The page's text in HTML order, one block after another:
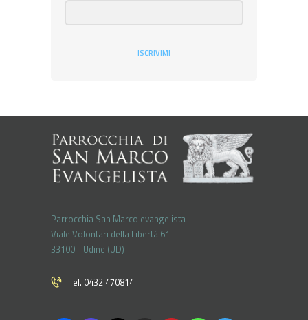
ISCRIVIMI
Parrocchia San Marco evangelista
Viale Volontari della Libertá 61
33100 - Udine (UD)
Tel. 0432.470814